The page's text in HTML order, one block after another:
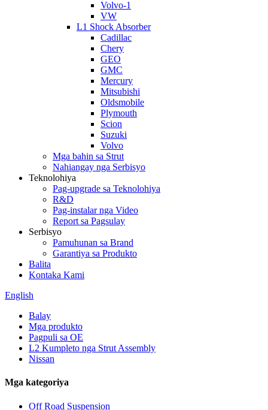
Volvo-1
VW
L1 Shock Absorber
Cadillac
Chery
GEO
GMC
Mercury
Mitsubishi
Oldsmobile
Plymouth
Scion
Suzuki
Volvo
Mga bahin sa Strut
Nahiangay nga Serbisyo
Teknolohiya
Pag-upgrade sa Teknolohiya
R&D
Pag-instalar nga Video
Report sa Pagsulay
Serbisyo
Pamuhunan sa Brand
Garantiya sa Produkto
Balita
Kontaka Kami
English
Balay
Mga produkto
Pagpuli sa OE
L2 Kumpleto nga Strut Assembly
Nissan
Mga kategoriya
Off Road Suspension